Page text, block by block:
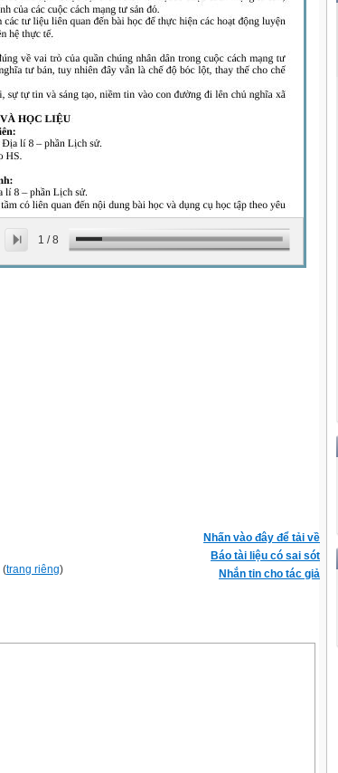
1 /8
Nhấn vào đây để tải về
Báo tài liệu có sai sót
Nhắn tin cho tác giả
(trang riêng)